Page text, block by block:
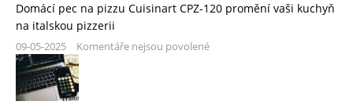
Domácí pec na pizzu Cuisinart CPZ-120 promění vaši kuchyň
na italskou pizzerii
09-05-2025 Komentáře nejsou povolené